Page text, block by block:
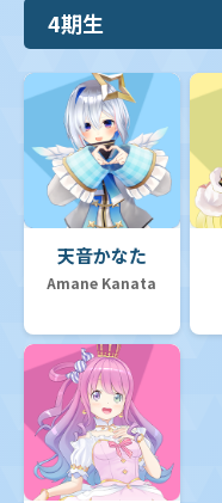
4期生
天音かなた
Amane Kanata